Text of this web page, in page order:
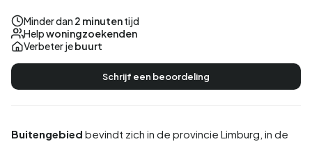
Buitengebied bevindt zich in de provincie Limburg , in de
Minder dan 2 minutentijd
Helpwoningzoekenden
Verbeter jebuurt
Schrijf een beoordeling